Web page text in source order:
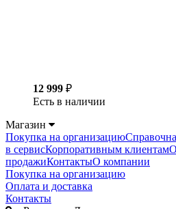
12 999 ₽
Есть в наличии
Магазин
Покупка на организацию
в сервисКорпоративным клиентам
продажиКонтактыО компании
Покупка на организацию
Оплата и доставка
Контакты